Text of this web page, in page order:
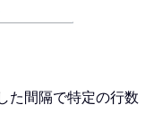
た間隔で特定の行数